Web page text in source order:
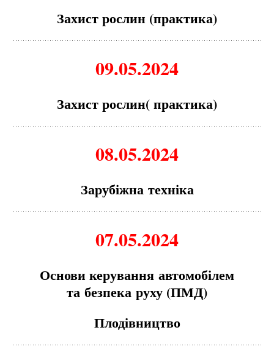
Захист рослин (практика)
09.05.2024
Захист рослин( практика)
08.05.2024
Зарубіжнатехніка
07.05.2024
Основи керування автомобілем
та безпека руху (ПМД)
Плодівництво